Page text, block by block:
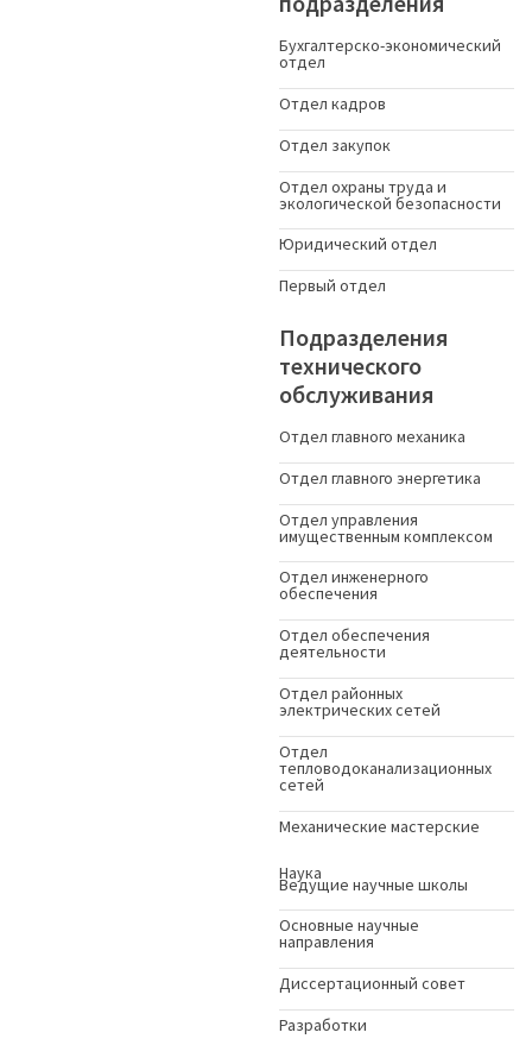
Бухгалтерско-экономический
отдел
Отдел кадров
Отдел закупок
Отдел охраны труда и
экологической безопасности
Юридический отдел
Первый отдел
Подразделения
технического
обслуживания
Отдел главного механика
Отдел главного энергетика
Отдел управления
имущественным комплексом
Отдел инженерного
обеспечения
Отдел обеспечения
деятельности
Отдел районных
электрических сетей
Отдел
тепловодоканализационных
сетей
Механические мастерские
Наука
Ведущие научные школы
Основные научные
направления
Диссертационный совет
Разработки